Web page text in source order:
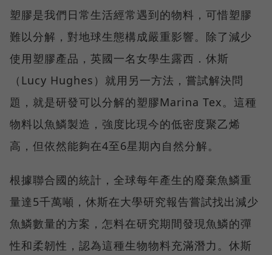
塑膠是我們日常生活經常遇到的物料，可惜塑膠
難以分解，對地球生態構成嚴重影響。除了減少
使用塑膠產品，英國一名女學生露西．休斯
（Lucy Hughes）就用另一方法，嘗試解決問
題，就是研發可以分解的塑膠Marina Tex。這種
物料以魚鱗製造，強度比現今的低密度聚乙烯
高，但依然能夠在4至6星期內自然分解。
根據聯合國的統計，全球每年產生的廢棄魚鱗重
量達5千萬噸，休斯在大學研究報告嘗試找出減少
魚鱗數量的方案，怎料在研究期間發現魚鱗的彈
性和柔韌性，認為這種生物物料充滿潛力。休斯